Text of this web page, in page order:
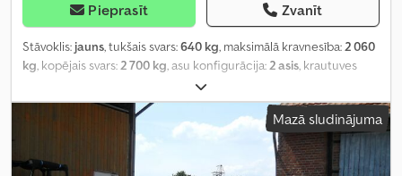
Pieprasīt Zvanīt
Stāvoklis: jauns, tukšais svars:640 kg, maksimālā kravnesība:2 060
kg, kopējais svars:2 700 kg, asu konfigurācija:2 asis, krautuves
, iekraušanas vietas platums:
iekraušanas telpas augstums:300 mm, riepas izmērs:185/60 R12C,
riteņu bāze:
, Ražošanas gads:2026, Aprīkojums:
Mazā sludinājuma